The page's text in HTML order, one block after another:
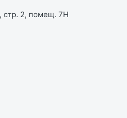
стр. 2, помещ. 7Н